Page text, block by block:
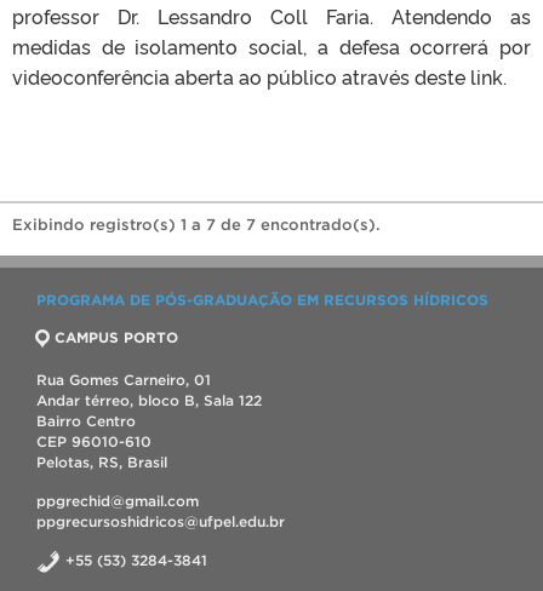
professor Dr. Lessandro Coll Faria. Atendendo as
medidas de isolamento social, a defesa ocorrerá por
videoconferência aberta ao público através deste link.
Exibindo registro(s) 1 a 7 de 7 encontrado(s).
PROGRAMA DE PÓS-GRADUAÇÃO EM RECURSOS HÍDRICOS
CAMPUS PORTO
Rua Gomes Carneiro, 01
Andar térreo, bloco B, Sala 122
Bairro Centro
CEP 96010-610
Pelotas, RS, Brasil
ppgrechid@gmail.com
ppgrecursoshidricos@ufpel.edu.br
+55 (53) 3284-3841